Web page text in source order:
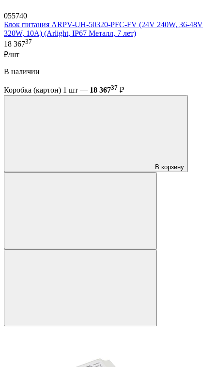
055740
Блок питания ARPV-UH-50320-PFC-FV (24V 240W, 36-48V
320W, 10A) (Arlight, IP67 Металл, 7 лет)
18 36737
₽/шт
В наличии
Коробка (картон) 1 шт — 18 36737 ₽
В корзину